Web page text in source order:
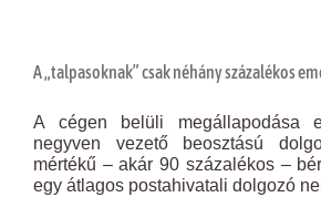
A „talpasoknak” csak néhány százalékos
A cégen belüli megállapodása
negyven vezető beosztású
mértékű – akár 90 százalékos –
egy átlagos postahivatali dolgozó